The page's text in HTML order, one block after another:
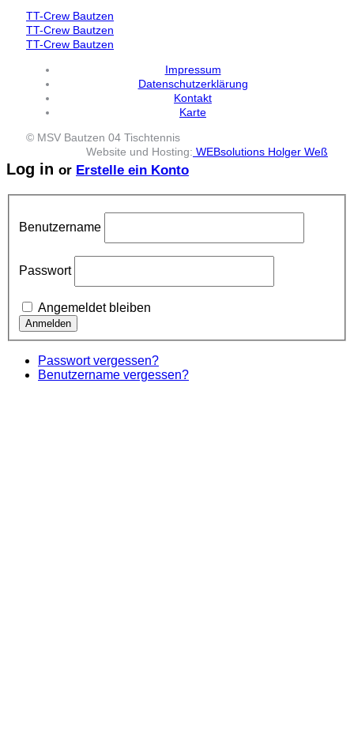
TT-Crew Bautzen
TT-Crew Bautzen
TT-Crew Bautzen
Impressum
Datenschutzerklärung
Kontakt
Karte
© MSV Bautzen 04 Tischtennis
Website und Hosting: WEBsolutions Holger Weß
Log in or Erstelle ein Konto
Benutzername
Passwort
Angemeldet bleiben
Passwort vergessen?
Benutzername vergessen?